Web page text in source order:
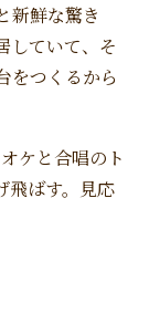
新鮮な驚き
していて、そ
をつくるから
ケと合唱のト
飛ばす。見応